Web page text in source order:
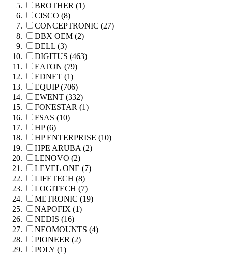
BROTHER (1)
CISCO (8)
CONCEPTRONIC (27)
DBX OEM (2)
DELL (3)
DIGITUS (463)
EATON (79)
EDNET (1)
EQUIP (706)
EWENT (332)
FONESTAR (1)
FSAS (10)
HP (6)
HP ENTERPRISE (10)
HPE ARUBA (2)
LENOVO (2)
LEVEL ONE (7)
LIFETECH (8)
LOGITECH (7)
METRONIC (19)
NAPOFIX (1)
NEDIS (16)
NEOMOUNTS (4)
PIONEER (2)
POLY (1)